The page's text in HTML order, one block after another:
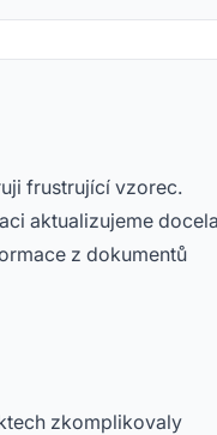
frustrující vzorec.
aktualizujeme
z dokumentů
zkomplikovaly